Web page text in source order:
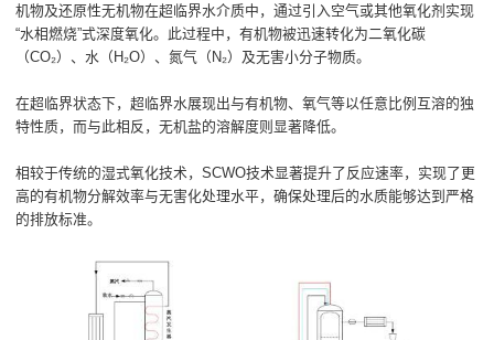
机物及还原性无机物在超临界水介质中，通过引入空气或其他氧化剂实现
“水相燃烧”式深度氧化。此过程中，有机物被迅速转化为二氧化碳
（CO₂）、水（H₂O）、氮气（N₂）及无害小分子物质。
在超临界状态下，超临界水展现出与有机物、氧气等以任意比例互溶的独
特性质，而与此相反，无机盐的溶解度则显著降低。
相较于传统的湿式氧化技术，SCWO技术显著提升了反应速率，实现了更
高的有机物分解效率与无害化处理水平，确保处理后的水质能够达到严格
的排放标准。